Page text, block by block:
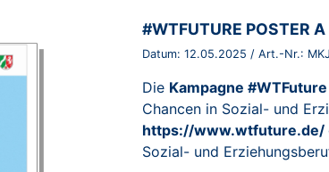
BROSCHÜRE:
#WTFUTURE POSTER
Datum: 12.05.2025 / Art.-Nr.:
Die Kampagne #WTFuture
Chancen in Sozial- und
https://www.wtfuture.de/
Sozial- und